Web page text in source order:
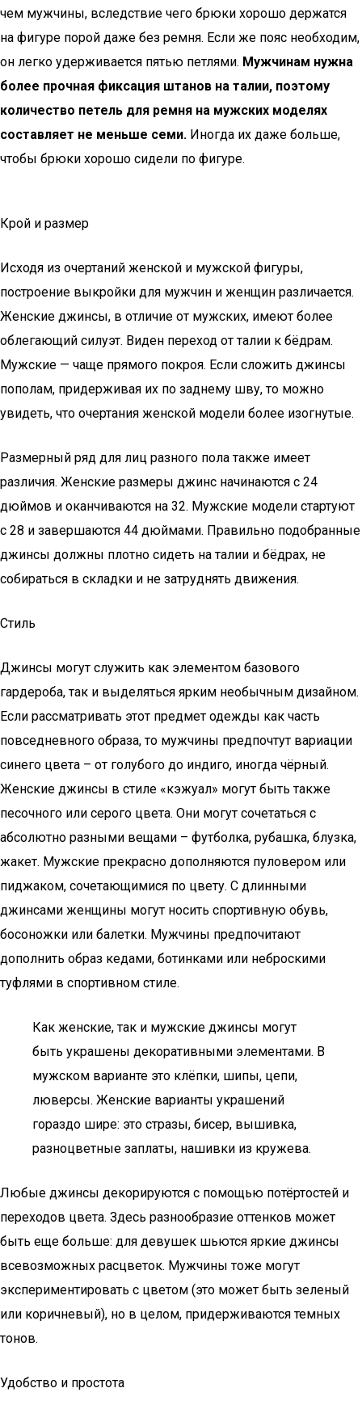
чем мужчины, вследствие чего брюки хорошо держатся
на фигуре порой даже без ремня. Если же пояс необходим,
он легко удерживается пятью петлями. Мужчинам нужна
более прочная фиксация штанов на талии, поэтому
количество петель для ремня на мужских моделях
составляет не меньше семи. Иногда их даже больше,
чтобы брюки хорошо сидели по фигуре.
Крой и размер
Исходя из очертаний женской и мужской фигуры,
построение выкройки для мужчин и женщин различается.
Женские джинсы, в отличие от мужских, имеют более
облегающий силуэт. Виден переход от талии к бёдрам.
Мужские — чаще прямого покроя. Если сложить джинсы
пополам, придерживая их по заднему шву, то можно
увидеть, что очертания женской модели более изогнутые.
Размерный ряд для лиц разного пола также имеет
различия. Женские размеры джинс начинаются с 24
дюймов и оканчиваются на 32. Мужские модели стартуют
с 28 и завершаются 44 дюймами. Правильно подобранные
джинсы должны плотно сидеть на талии и бёдрах, не
собираться в складки и не затруднять движения.
Стиль
Джинсы могут служить как элементом базового
гардероба, так и выделяться ярким необычным дизайном.
Если рассматривать этот предмет одежды как часть
повседневного образа, то мужчины предпочтут вариации
синего цвета – от голубого до индиго, иногда чёрный.
Женские джинсы в стиле «кэжуал» могут быть также
песочного или серого цвета. Они могут сочетаться с
абсолютно разными вещами – футболка, рубашка, блузка,
жакет. Мужские прекрасно дополняются пуловером или
пиджаком, сочетающимися по цвету. С длинными
джинсами женщины могут носить спортивную обувь,
босоножки или балетки. Мужчины предпочитают
дополнить образ кедами, ботинками или неброскими
туфлями в спортивном стиле.
Как женские, так и мужские джинсы могут
быть украшены декоративными элементами. В
мужском варианте это клёпки, шипы, цепи,
люверсы. Женские варианты украшений
гораздо шире: это стразы, бисер, вышивка,
разноцветные заплаты, нашивки из кружева.
Любые джинсы декорируются с помощью потёртостей и
переходов цвета. Здесь разнообразие оттенков может
быть еще больше: для девушек шьются яркие джинсы
всевозможных расцветок. Мужчины тоже могут
экспериментировать с цветом (это может быть зеленый
или коричневый), но в целом, придерживаются темных
тонов.
Удобство и простота